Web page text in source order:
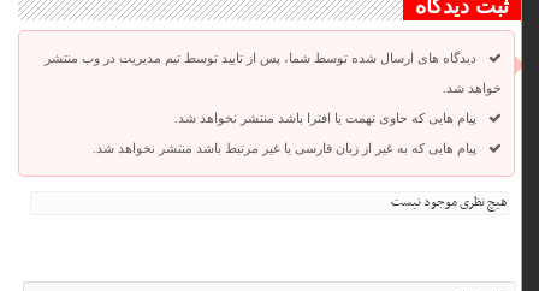
ثبت دیدگاه
دیدگاه های ارسال شده توسط شما، پس از تایید توسط تیم مدیریت در وب منتشر
خواهد شد.
پیام هایی که حاوی تهمت یا افترا باشد منتشر نخواهد شد.
پیام هایی که به غیر از زبان فارسی یا غیر مرتبط باشد منتشر نخواهد شد.
هیچ نظری موجود نیست